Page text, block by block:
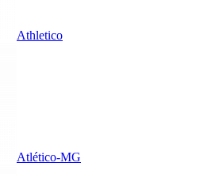
Athletico
Atlético-MG